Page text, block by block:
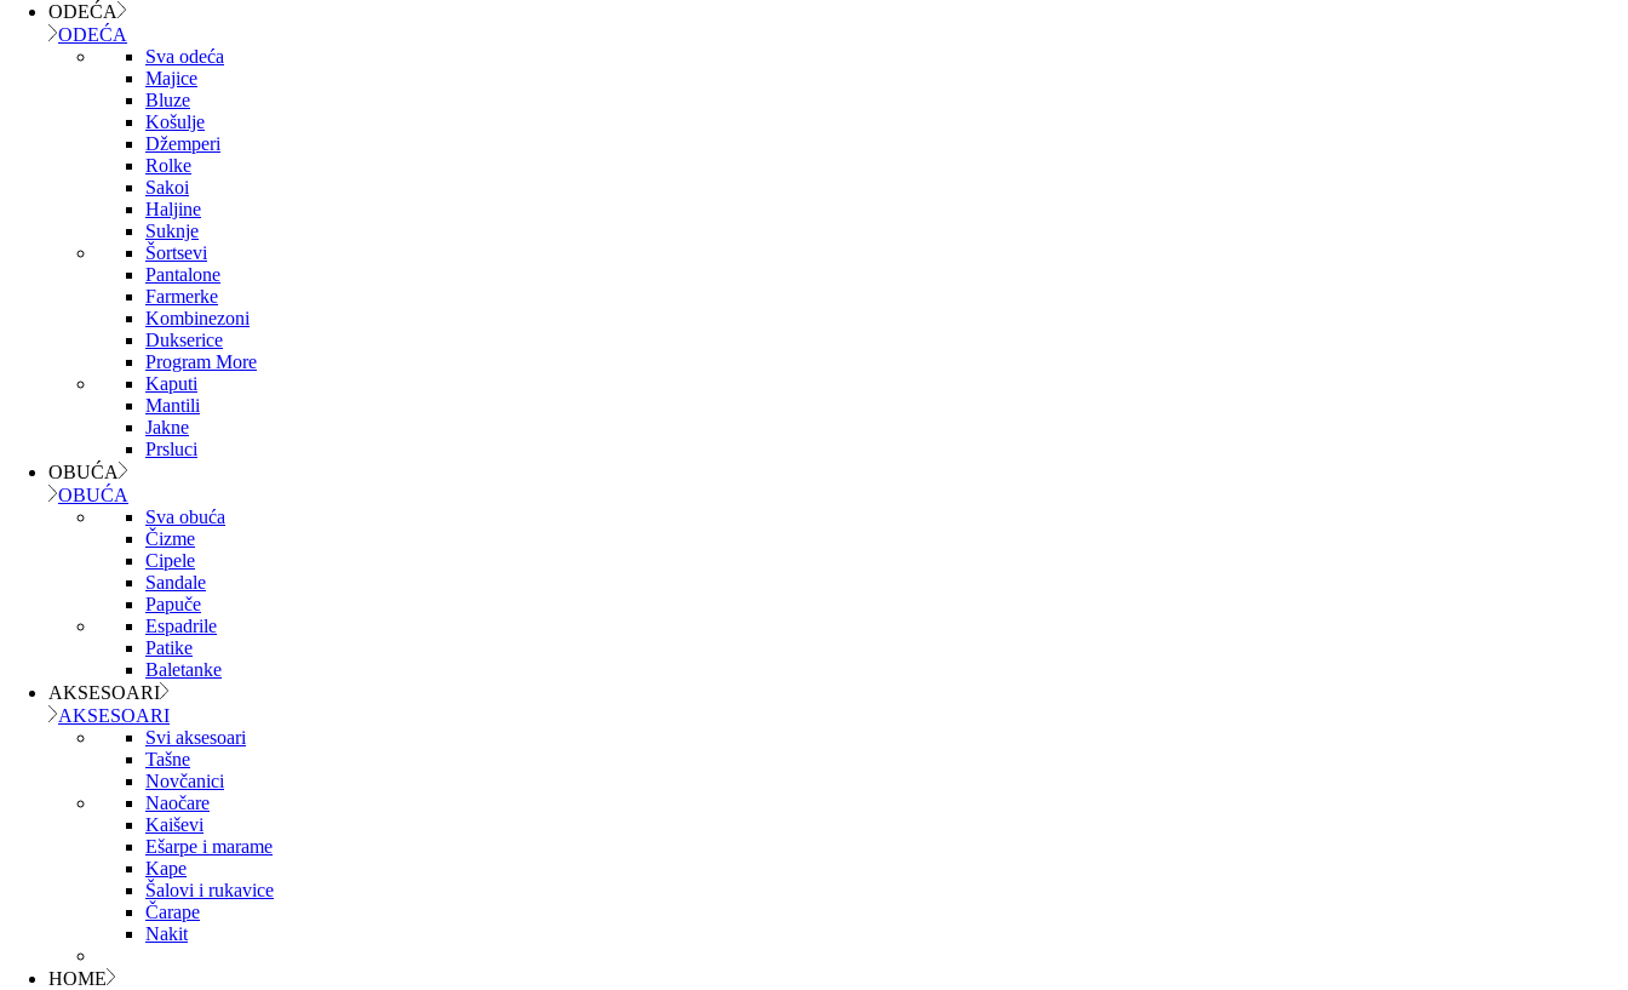
ODEĆA
ODEĆA
Sva odeća
Majice
Bluze
Košulje
Džemperi
Rolke
Sakoi
Haljine
Suknje
Šortsevi
Pantalone
Farmerke
Kombinezoni
Dukserice
Program More
Kaputi
Mantili
Jakne
Prsluci
OBUĆA
OBUĆA
Sva obuća
Čizme
Cipele
Sandale
Papuče
Espadrile
Patike
Baletanke
AKSESOARI
AKSESOARI
Svi aksesoari
Tašne
Novčanici
Naočare
Kaiševi
Ešarpe i marame
Kape
Šalovi i rukavice
Čarape
Nakit
HOME